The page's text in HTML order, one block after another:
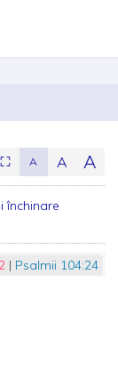
⛶ A A A
închinare
| Psalmii 104:24